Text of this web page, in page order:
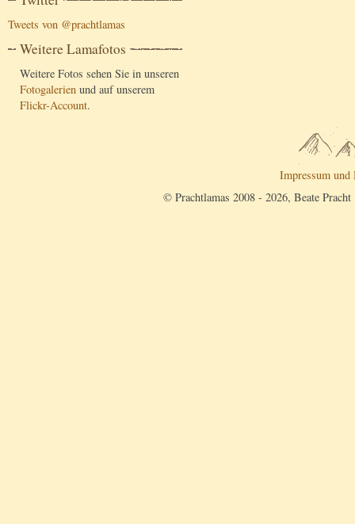
Tweets von @prachtlamas
Weitere Lamafotos
Weitere Fotos sehen Sie in unseren
Fotogalerien und auf unserem
Flickr-Account.
Impressum und
© Prachtlamas 2008 - 2026, Beate Pracht